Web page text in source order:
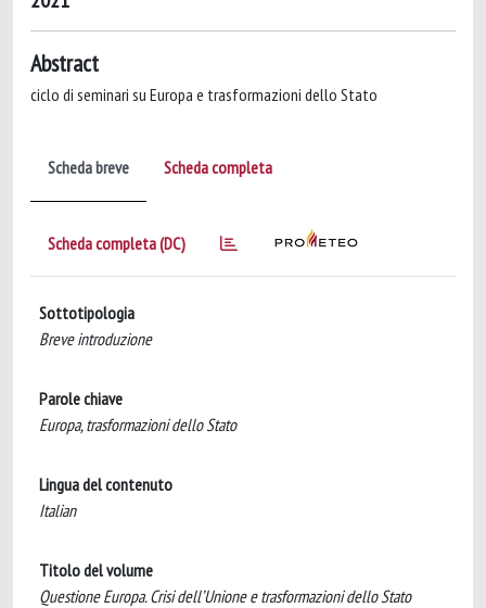
Abstract
ciclo di seminari su Europa e trasformazioni dello Stato
Scheda breve Scheda completa
Scheda completa (DC)
Sottotipologia
Breve introduzione
Parole chiave
Europa, trasformazioni dello Stato
Lingua del contenuto
Italian
Titolo del volume
Questione Europa. Crisi dell’Unione e trasformazioni dello Stato